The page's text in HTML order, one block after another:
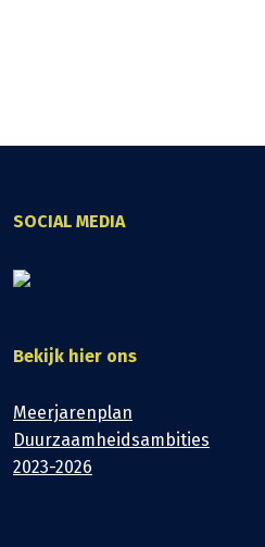
SOCIAL MEDIA
Bekijk hier ons
Meerjarenplan
Duurzaamheidsambities
2023-2026